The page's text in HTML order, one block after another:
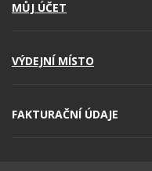
MŮJ ÚČET
VÝDEJNÍ MÍSTO
FAKTURAČNÍ ÚDAJE